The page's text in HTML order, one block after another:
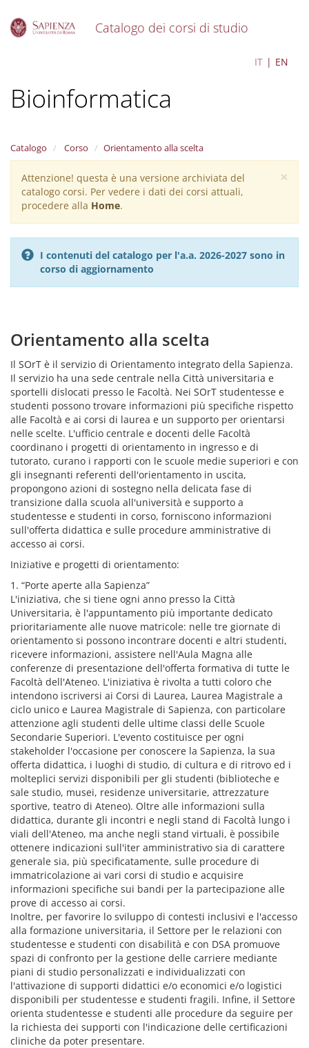
Catalogo dei corsi di studio
IT EN
Bioinformatica
Catalogo Corso Orientamento alla scelta
×
Warning
message
Attenzione! questa è una versione archiviata del
catalogo corsi. Per vedere i dati dei corsi attuali,
procedere alla Home.
I contenuti del catalogo per l'a.a. 2026-2027 sono in
corso di aggiornamento
Orientamento alla scelta
Il SOrT è il servizio di Orientamento integrato della Sapienza.
Il servizio ha una sede centrale nella Città universitaria e
sportelli dislocati presso le Facoltà. Nei SOrT studentesse e
studenti possono trovare informazioni più specifiche rispetto
alle Facoltà e ai corsi di laurea e un supporto per orientarsi
nelle scelte. L'ufficio centrale e docenti delle Facoltà
coordinano i progetti di orientamento in ingresso e di
tutorato, curano i rapporti con le scuole medie superiori e con
gli insegnanti referenti dell'orientamento in uscita,
propongono azioni di sostegno nella delicata fase di
transizione dalla scuola all'università e supporto a
studentesse e studenti in corso, forniscono informazioni
sull'offerta didattica e sulle procedure amministrative di
accesso ai corsi.
Iniziative e progetti di orientamento:
1. “Porte aperte alla Sapienza”
L'iniziativa, che si tiene ogni anno presso la Città
Universitaria, è l'appuntamento più importante dedicato
prioritariamente alle nuove matricole: nelle tre giornate di
orientamento si possono incontrare docenti e altri studenti,
ricevere informazioni, assistere nell'Aula Magna alle
conferenze di presentazione dell'offerta formativa di tutte le
Facoltà dell'Ateneo. L'iniziativa è rivolta a tutti coloro che
intendono iscriversi ai Corsi di Laurea, Laurea Magistrale a
ciclo unico e Laurea Magistrale di Sapienza, con particolare
attenzione agli studenti delle ultime classi delle Scuole
Secondarie Superiori. L'evento costituisce per ogni
stakeholder l'occasione per conoscere la Sapienza, la sua
offerta didattica, i luoghi di studio, di cultura e di ritrovo ed i
molteplici servizi disponibili per gli studenti (biblioteche e
sale studio, musei, residenze universitarie, attrezzature
sportive, teatro di Ateneo). Oltre alle informazioni sulla
didattica, durante gli incontri e negli stand di Facoltà lungo i
viali dell'Ateneo, ma anche negli stand virtuali, è possibile
ottenere indicazioni sull'iter amministrativo sia di carattere
generale sia, più specificatamente, sulle procedure di
immatricolazione ai vari corsi di studio e acquisire
informazioni specifiche sui bandi per la partecipazione alle
prove di accesso ai corsi.
Inoltre, per favorire lo sviluppo di contesti inclusivi e l'accesso
alla formazione universitaria, il Settore per le relazioni con
studentesse e studenti con disabilità e con DSA promuove
spazi di confronto per la gestione delle carriere mediante
piani di studio personalizzati e individualizzati con
l'attivazione di supporti didattici e/o economici e/o logistici
disponibili per studentesse e studenti fragili. Infine, il Settore
orienta studentesse e studenti alle procedure da seguire per
la richiesta dei supporti con l'indicazione delle certificazioni
cliniche da poter presentare.